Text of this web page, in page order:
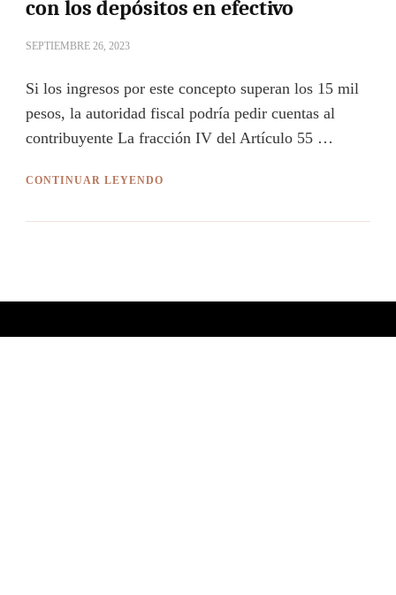
con los depósitos en efectivo
SEPTIEMBRE 26, 2023
Si los ingresos por este concepto superan los 15 mil
pesos, la autoridad fiscal podría pedir cuentas al
contribuyente La fracción IV del Artículo 55 …
CONTINUAR LEYENDO